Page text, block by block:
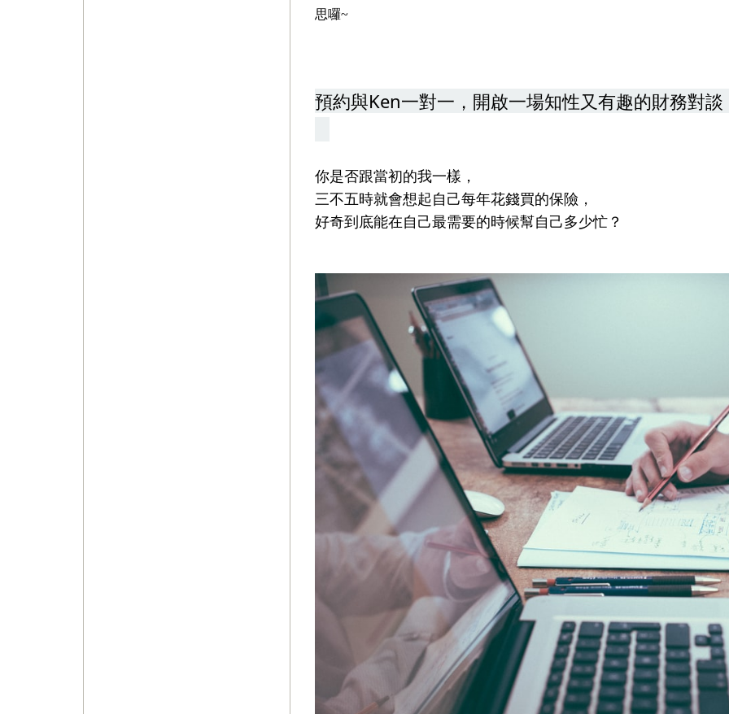
思囉~
預約與Ken一對一，開啟一場
你是否跟當初的我一樣，
三不五時就會想起自己每年花錢買的保險，
好奇到底能在自己最需要的時候幫自己多少忙？